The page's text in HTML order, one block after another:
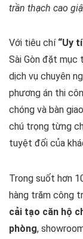
trần thạch cao
Với tiêu chí “Uy
Sài Gòn đặt mục
dịch vụ chuyên
phương án thi
chóng và bàn
chú trọng từng
tuyệt đối của
Trong suốt hơn
hàng trăm công
cải tạo căn hộ
phòng,